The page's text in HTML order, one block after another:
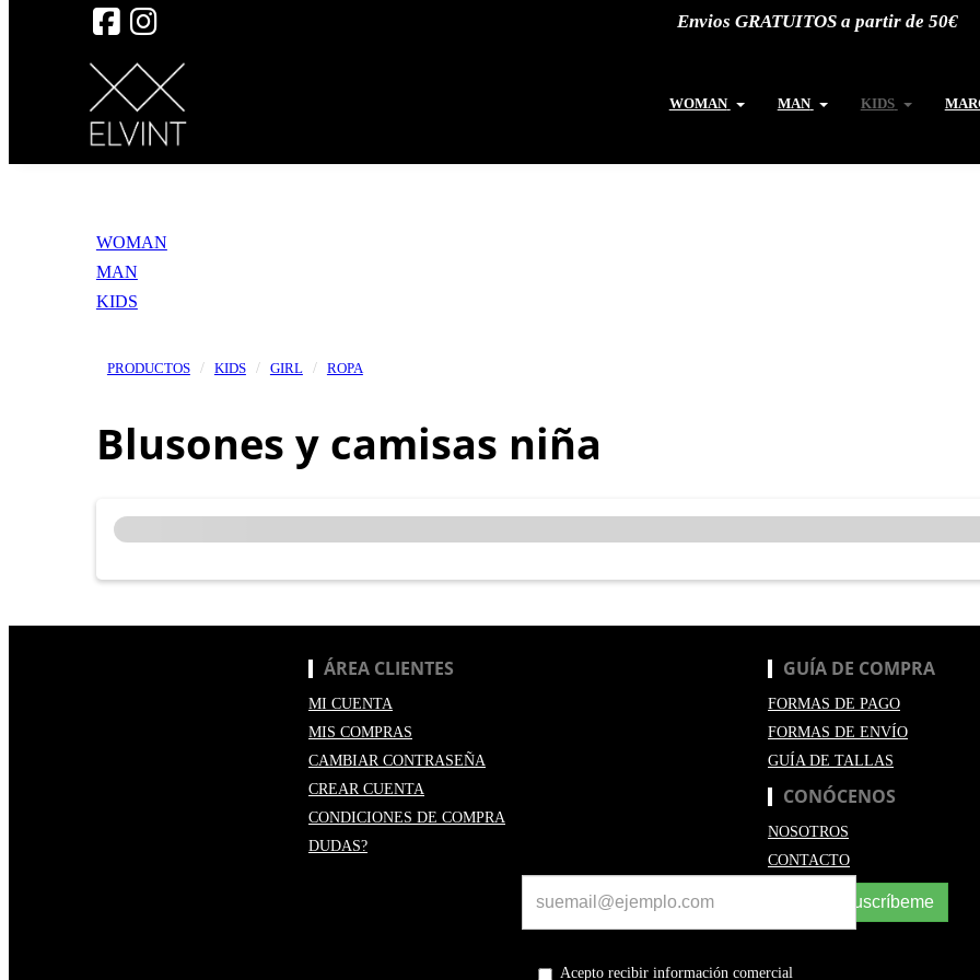
Envios GRATUITOS a partir de 50€
WOMAN MAN KIDS
WOMAN
MAN
KIDS
PRODUCTOS KIDS GIRL ROPA
Blusones y camisas niña
ÁREA CLIENTES
MI CUENTA
MIS COMPRAS
CAMBIAR CONTRASEÑA
CREAR CUENTA
CONDICIONES DE COMPRA
DUDAS?
GUÍA DE COMPRA
FORMAS DE PAGO
FORMAS DE ENVÍO
GUÍA DE TALLAS
CONÓCENOS
NOSOTROS
CONTACTO
Suscríbeme
Acepto recibir información comercial